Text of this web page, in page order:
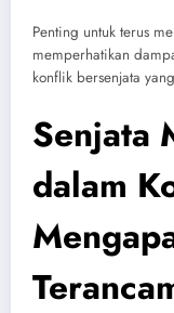
Penting untuk terus
memperhatikan
konflik bersenjata
Senjata
dalam